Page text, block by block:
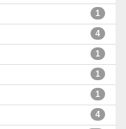
1
4
1
1
1
4